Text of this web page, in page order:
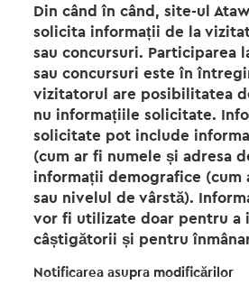
Din când în când, site-ul
solicita informații de la
sau concursuri. Participarea
sau concursuri este în
vizitatorul are posibilitatea
nu informațiile solicitate.
solicitate pot include
(cum ar fi numele și adresa
informații demografice (cum
sau nivelul de vârstă).
vor fi utilizate doar pentru a
câștigătorii și pentru
Notificarea asupra modificărilor